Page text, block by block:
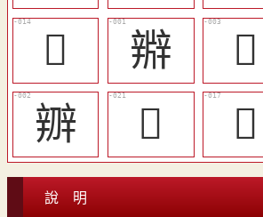
󵺫
㸤 𧪔
辧
󵺱 󵺮
說 明